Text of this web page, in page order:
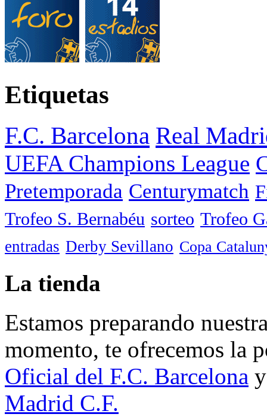
Etiquetas
F.C. Barcelona Real
UEFA Champions League
Pretemporada Centurymatch
Trofeo S. Bernabéu sorteo Trofeo
entradas Derby Sevillano Copa
La tienda
Estamos preparando
momento, te ofrecemos la
Oficial del F.C. Barcelona
Madrid C.F.